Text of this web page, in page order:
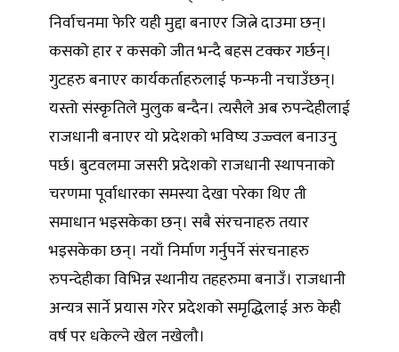
निर्वाचनमा फेरि यही मुद्दा बनाएर जित्ने दाउमा छन्।
कसको हार र कसको जीत भन्दै बहस टक्कर गर्छन्।
गुटहरु बनाएर कार्यकर्ताहरुलाई फन्फनी नचाउँछन्।
यस्तो संस्कृतिले मुलुक बन्दैन। त्यसैले अब रुपन्देहीलाई
राजधानी बनाएर यो प्रदेशको भविष्य उज्ज्वल बनाउनु
पर्छ। बुटवलमा जसरी प्रदेशको राजधानी स्थापनाको
चरणमा पूर्वाधारका समस्या देखा परेका थिए ती
समाधान भइसकेका छन्। सबै संरचनाहरु तयार
भइसकेका छन्। नयाँ निर्माण गर्नुपर्ने संरचनाहरु
रुपन्देहीका विभिन्न स्थानीय तहहरुमा बनाउँ। राजधानी
अन्यत्र सार्ने प्रयास गरेर प्रदेशको समृद्धिलाई अरु केही
वर्ष पर धकेल्ने खेल नखेलौ।